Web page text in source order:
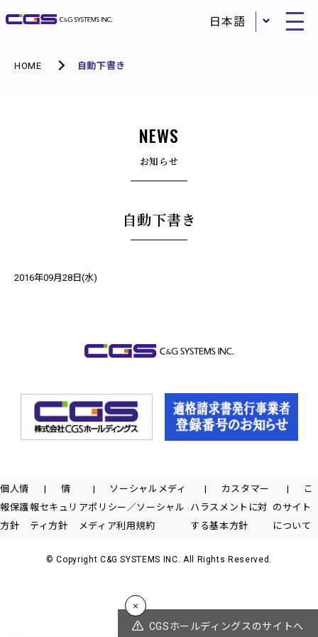
HOME 自動下書き
NEWS
お知らせ
自動下書き
2016年09月28日(水)
CGSホールディングスのサイトへ
個人情
報保護
方針
情
報セキュリ
ティ方針
ソーシャルメディ
アポリシー／ソーシャル
メディア利用規約
カスタマー
ハラスメントに対
する基本方針
こ
のサイト
について
© Copyright C&G SYSTEMS INC. All Rights Reserved.